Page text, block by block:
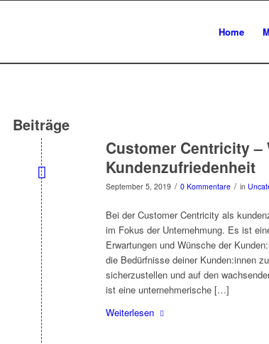
Home
Beiträge
Customer Centricity –
Kundenzufriedenheit
September 5, 2019 / 0 Kommentare / in
Bei der Customer Centricity als
im Fokus der Unternehmung. Es ist
Erwartungen und Wünsche der
die Bedürfnisse deiner Kunden:innen
sicherzustellen und auf den
ist eine unternehmerische […]
Weiterlesen